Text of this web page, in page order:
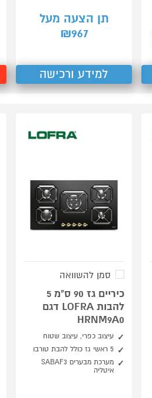
תן הצעה מעל
₪967
למידע ורכישה
סמן להשוואה
כיריים גז 90 ס"מ 5
להבות LOFRA דגם
HRNM9A0
עיצוב כפרי, עיצוב שטוח
5 ראשי גז כולל להבת טורבו
מערכת מבערים SABAF3
איטליה